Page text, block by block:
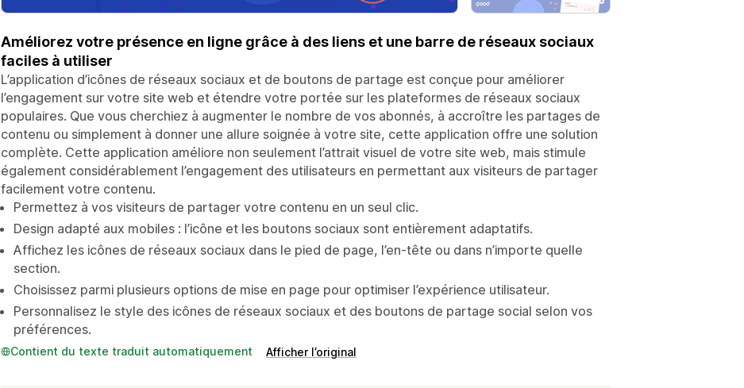
Améliorez votre présence en ligne grâce à des liens et une barre de réseaux sociaux
faciles à utiliser
L’application d’icônes de réseaux sociaux et de boutons de partage est conçue pour améliorer
l’engagement sur votre site web et étendre votre portée sur les plateformes de réseaux sociaux
populaires. Que vous cherchiez à augmenter le nombre de vos abonnés, à accroître les partages de
contenu ou simplement à donner une allure soignée à votre site, cette application offre une solution
complète. Cette application améliore non seulement l’attrait visuel de votre site web, mais stimule
également considérablement l’engagement des utilisateurs en permettant aux visiteurs de partager
facilement votre contenu.
Permettez à vos visiteurs de partager votre contenu en un seul clic.
Design adapté aux mobiles : l’icône et les boutons sociaux sont entièrement adaptatifs.
Affichez les icônes de réseaux sociaux dans le pied de page, l’en-tête ou dans n’importe quelle
section.
Choisissez parmi plusieurs options de mise en page pour optimiser l’expérience utilisateur.
Personnalisez le style des icônes de réseaux sociaux et des boutons de partage social selon vos
préférences.
Contient du texte traduit automatiquement Afficher l’original